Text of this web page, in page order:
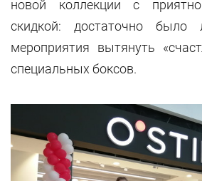
новой коллекции с
скидкой: достаточно
мероприятия вытянуть
специальных боксов.